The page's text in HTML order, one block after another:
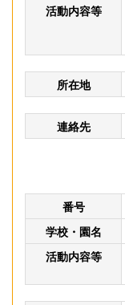
活動内容等
所在地
連絡先
番号
学校・園名
活動内容等